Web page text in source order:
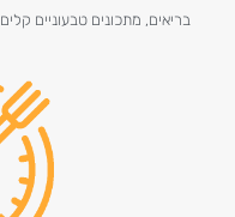
בריאים, מתכונים טבעוניים קלים